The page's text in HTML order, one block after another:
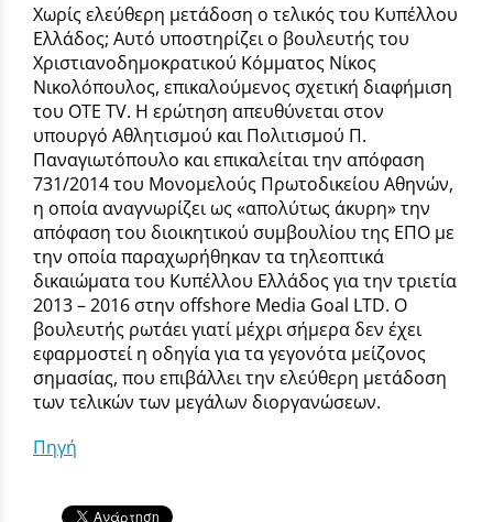
Χωρίς ελεύθερη μετάδοση ο τελικός του Κυπέλλου
Ελλάδος; Αυτό υποστηρίζει ο βουλευτής του
Χριστιανοδημοκρατικού Κόμματος Νίκος
Νικολόπουλος, επικαλούμενος σχετική διαφήμιση
του ΟΤΕ TV. Η ερώτηση απευθύνεται στον
υπουργό Αθλητισμού και Πολιτισμού Π.
Παναγιωτόπουλο και επικαλείται την απόφαση
731/2014 του Μονομελούς Πρωτοδικείου Αθηνών,
η οποία αναγνωρίζει ως «απολύτως άκυρη» την
απόφαση του διοικητικού συμβουλίου της ΕΠΟ με
την οποία παραχωρήθηκαν τα τηλεοπτικά
δικαιώματα του Κυπέλλου Ελλάδος για την τριετία
2013 – 2016 στην offshore Media Goal LTD. Ο
βουλευτής ρωτάει γιατί μέχρι σήμερα δεν έχει
εφαρμοστεί η οδηγία για τα γεγονότα μείζονος
σημασίας, που επιβάλλει την ελεύθερη μετάδοση
των τελικών των μεγάλων διοργανώσεων.
Πηγή